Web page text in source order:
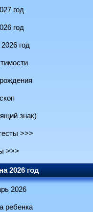
год
год
год
знак)
>>>
>>>
2026 год
2026
ребенка